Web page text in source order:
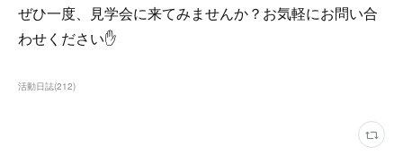
ぜひ一度、見学会に来てみませんか？お気軽にお問い合
わせください✋
活動日誌(212)